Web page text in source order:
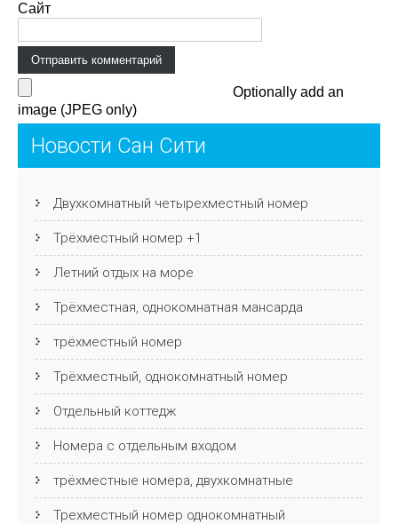
Сайт
Optionally add an
image (JPEG only)
Новости Сан Сити
Двухкомнатный четырехместный номер
Трёхместный номер +1
Летний отдых на море
Трёхместная, однокомнатная мансарда
трёхместный номер
Трёхместный, однокомнатный номер
Отдельный коттедж
Номера с отдельным входом
трёхместные номера, двухкомнатные
Трехместный номер однокомнатный